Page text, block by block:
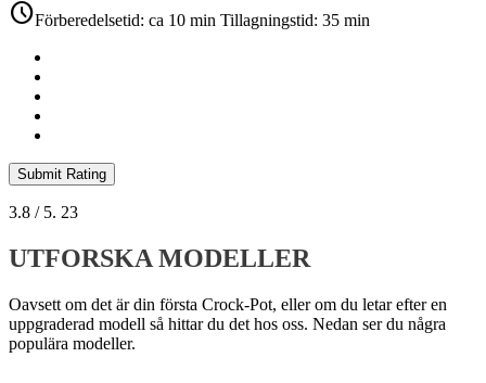
scheduleFörberedelsetid: ca 10 min Tillagningstid: 35 min
Submit Rating
3.8 / 5. 23
UTFORSKA MODELLER
Oavsett om det är din första Crock-Pot, eller om du letar efter en
uppgraderad modell så hittar du det hos oss. Nedan ser du några
populära modeller.